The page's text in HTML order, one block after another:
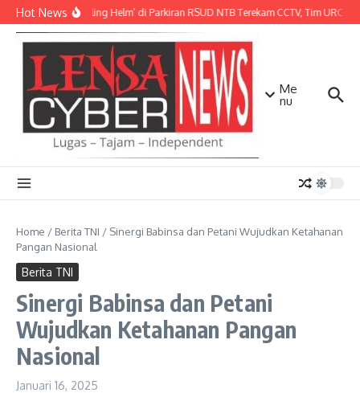
Lewati ke konten
Hot NewsAksi ‘Maling Helm’ di Parkiran RSUD NTB Terekam CCTV, Tim URC
Me
nu
Home / Berita TNI / Sinergi Babinsa dan Petani Wujudkan Ketahanan
Pangan Nasional
Berita TNI
Sinergi Babinsa dan Petani
Wujudkan Ketahanan Pangan
Nasional
Januari 16, 2025